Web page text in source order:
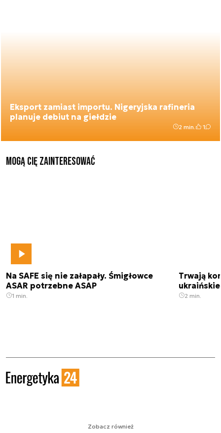
Eksport zamiast importu. Nigeryjska rafineria
planuje debiut na giełdzie
2 min. 1
Mogą Cię zainteresować
Na SAFE się nie załapały. Śmigłowce
ASAR potrzebne ASAP
1 min.
Trwają
2 min.
Zobacz również